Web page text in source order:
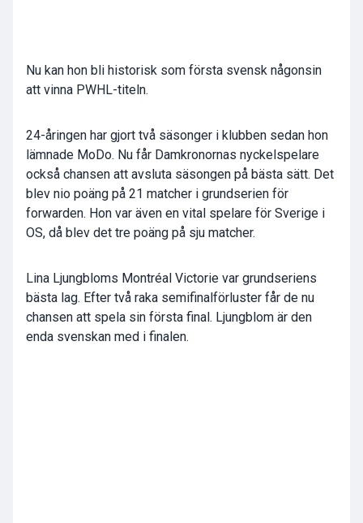
Nu kan hon bli historisk som första svensk någonsin
att vinna PWHL-titeln.
24-åringen har gjort två säsonger i klubben sedan hon
lämnade MoDo. Nu får Damkronornas nyckelspelare
också chansen att avsluta säsongen på bästa sätt. Det
blev nio poäng på 21 matcher i grundserien för
forwarden. Hon var även en vital spelare för Sverige i
OS, då blev det tre poäng på sju matcher.
Lina Ljungbloms Montréal Victorie var grundseriens
bästa lag. Efter två raka semifinalförluster får de nu
chansen att spela sin första final. Ljungblom är den
enda svenskan med i finalen.